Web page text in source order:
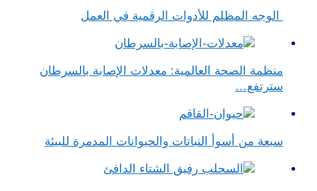
الوجه المظلم للأدوات الرقمية في العمل
منظمة الصحة العالمية: معدلات الإصابة بالسرطان
سترتفع…
سبعة من أسوأ النباتات والحيوانات المدمرة للبيئة